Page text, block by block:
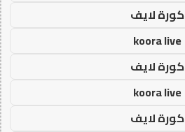
كورة لايف
koora live
كورة لايف
koora live
كورة لايف